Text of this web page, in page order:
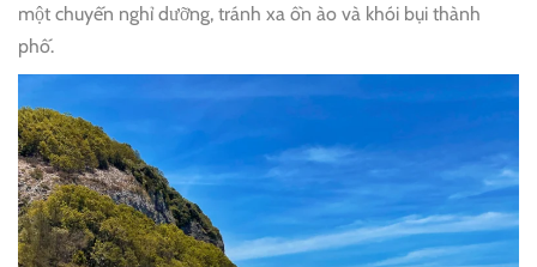
một chuyến nghỉ dưỡng, tránh xa ồn ào và khói bụi thành
phố.